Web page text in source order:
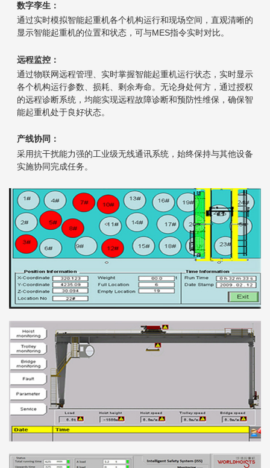
数字孪生：
通过实时模拟智能起重机各个机构运行和现场空间，直观清晰的
显示智能起重机的位置和状态，可与MES指令实时对比。
远程监控：
通过物联网远程管理、实时掌握智能起重机运行状态，实时显示
各个机构运行参数、损耗、剩余寿命。无论身处何方，通过授权
的远程诊断系统，均能实现远程故障诊断和预防性维保，确保智
能起重机处于良好状态。
产线协同：
采用抗干扰能力强的工业级无线通讯系统，始终保持与其他设备
实施协同完成任务。